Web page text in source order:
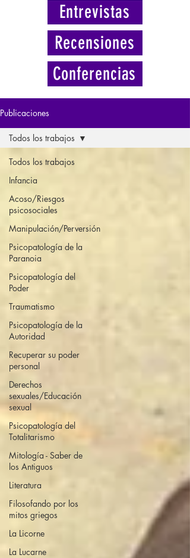
Entrevistas
Recensiones
Conferencias
Publicaciones
Todos los trabajos
Infancia
Acoso/Riesgos
psicosociales
Manipulación/Perversión
Psicopatología de la
Paranoia
Psicopatología del
Poder
Traumatismo
Psicopatología de la
Autoridad
Recuperar su poder
personal
Derechos
sexuales/Educación
sexual
Psicopatología del
Totalitarismo
Mitología - Saber de
los Antiguos
Literatura
Filosofando por los
mitos griegos
La Licorne
La Lucarne
Todos los trabajos